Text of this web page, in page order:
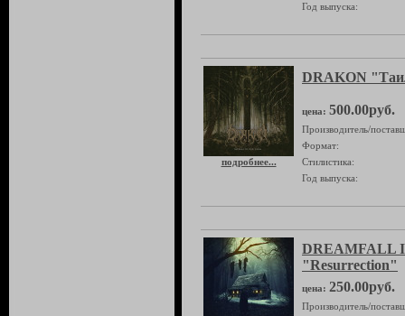
Год выпуска:
подробнее...
DRAKON
цена: 500.00руб.
Производитель/
Формат:
Стилистика:
Год выпуска:
DREAMFALL
"Resurrection"
цена: 250.00руб.
Производитель/